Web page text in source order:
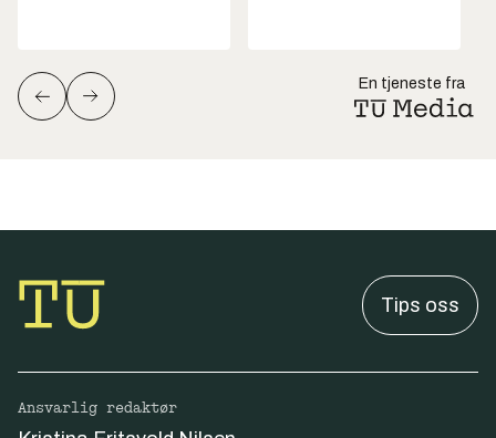
En tjeneste fra
Tips oss
Ansvarlig redaktør